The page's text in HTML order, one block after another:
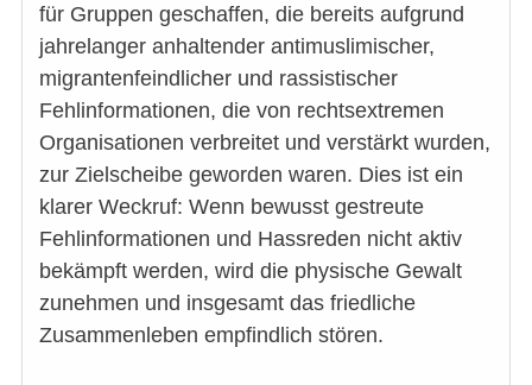
für Gruppen geschaffen, die bereits aufgrund
jahrelanger anhaltender antimuslimischer,
migrantenfeindlicher und rassistischer
Fehlinformationen, die von rechtsextremen
Organisationen verbreitet und verstärkt wurden,
zur Zielscheibe geworden waren. Dies ist ein
klarer Weckruf: Wenn bewusst gestreute
Fehlinformationen und Hassreden nicht aktiv
bekämpft werden, wird die physische Gewalt
zunehmen und insgesamt das friedliche
Zusammenleben empfindlich stören.